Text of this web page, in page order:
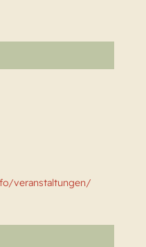
veranstaltungen/